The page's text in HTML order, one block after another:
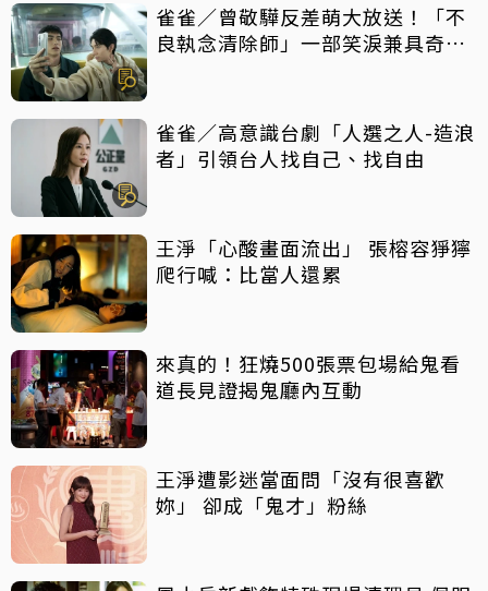
雀雀／曾敬驊反差萌大放送！「不
良執念清除師」一部笑淚兼具奇幻
雀雀／高意識台劇「人選之人-造浪
者」引領台人找自己、找自由
王淨「心酸畫面流出」 張榕容猙獰
爬行喊：比當人還累
來真的！狂燒500張票包場給鬼看
道長見證揭鬼廳內互動
王淨遭影迷當面問「沒有很喜歡
妳」 卻成「鬼才」粉絲